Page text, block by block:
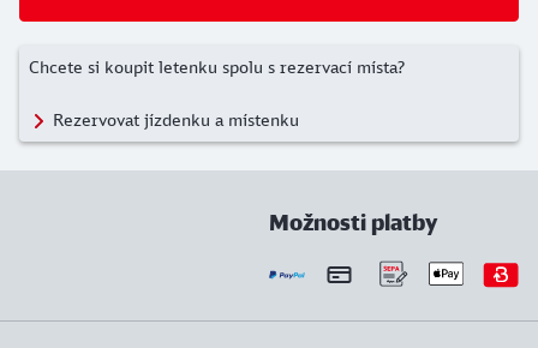
Chcete si koupit letenku spolu s rezervací místa?
Rezervovat jízdenku a místenku
Možnosti platby